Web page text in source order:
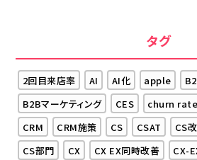
タグ
2回目来店率 AI AI化 apple
B2Bマーケティング
CES churn rate
CRM
CRM施策 CS CSAT CS
CS部門
CX CX EX同時改善 CX-